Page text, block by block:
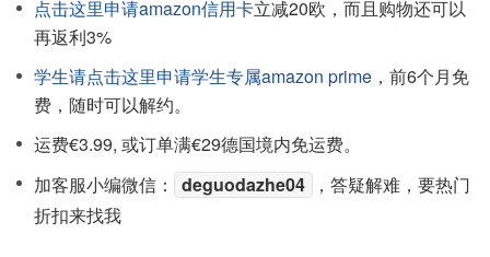
点击这里申请amazon信用卡立减20欧，而且购物还可以
再返利3%
学生请点击这里申请学生专属amazon prime ，前6个月免
费，随时可以解约。
运费€3.99, 或订单满€29德国境内免运费。
加客服小编微信：
deguodazhe04
，答疑解难，要热门
折扣来找我